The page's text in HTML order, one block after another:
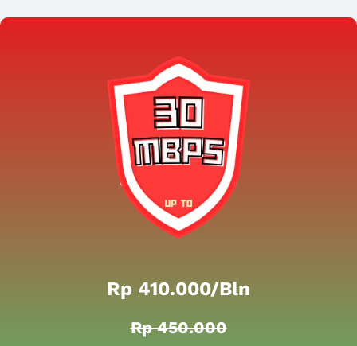
Rp 410.000/bln
Rp 450.000